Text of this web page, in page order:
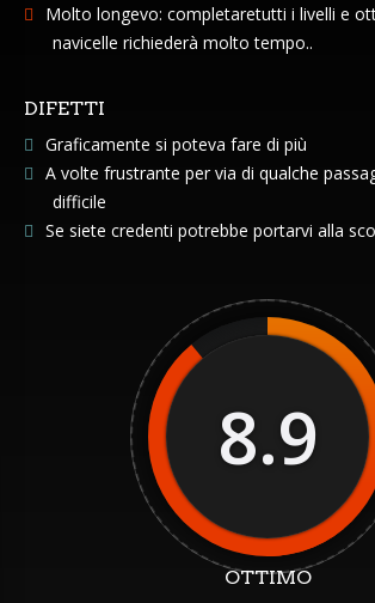
Molto longevo: completaretutti i livelli e
navicelle richiederà molto tempo..
DIFETTI
Graficamente si poteva fare di più
A volte frustrante per via di qualche
difficile
Se siete credenti potrebbe portarvi alla
8.9
OTTIMO